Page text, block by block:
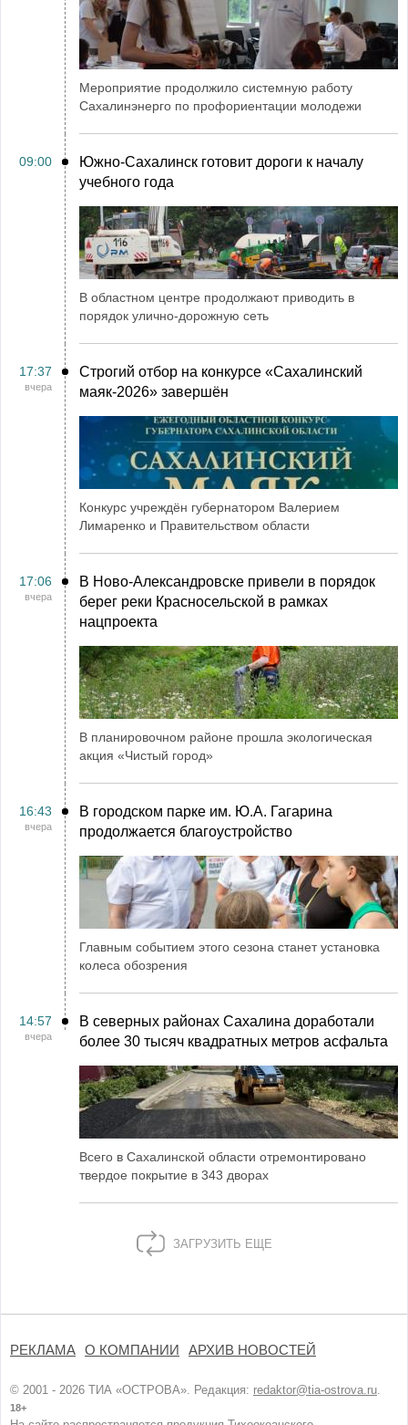
Мероприятие продолжило системную работу
Сахалинэнерго по профориентации молодежи
09:00
Южно-Сахалинск готовит дороги к началу
учебного года
В областном центре продолжают приводить в
порядок улично-дорожную сеть
17:37
вчера
Строгий отбор на конкурсе «Сахалинский
маяк‑2026» завершён
Конкурс учреждён губернатором Валерием
Лимаренко и Правительством области
17:06
вчера
В Ново-Александровске привели в порядок
берег реки Красносельской в рамках
нацпроекта
В планировочном районе прошла экологическая
акция «Чистый город»
16:43
вчера
В городском парке им. Ю.А. Гагарина
продолжается благоустройство
Главным событием этого сезона станет установка
колеса обозрения
14:57
вчера
В северных районах Сахалина доработали
более 30 тысяч квадратных метров асфальта
Всего в Сахалинской области отремонтировано
твердое покрытие в 343 дворах
ЗАГРУЗИТЬ ЕЩЕ
РЕКЛАМА О КОМПАНИИ АРХИВ НОВОСТЕЙ
© 2001 - 2026 ТИА «ОСТРОВА». Редакция: redaktor@tia-ostrova.ru.
18+